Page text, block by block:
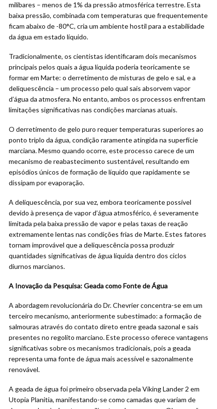
milibares – menos de 1% da pressão atmosférica terrestre. Esta
baixa pressão, combinada com temperaturas que frequentemente
ficam abaixo de -80°C, cria um ambiente hostil para a estabilidade
da água em estado líquido.
Tradicionalmente, os cientistas identificaram dois mecanismos
principais pelos quais a água líquida poderia teoricamente se
formar em Marte: o derretimento de misturas de gelo e sal, e a
deliquescência – um processo pelo qual sais absorvem vapor
d’água da atmosfera. No entanto, ambos os processos enfrentam
limitações significativas nas condições marcianas atuais.
O derretimento de gelo puro requer temperaturas superiores ao
ponto triplo da água, condição raramente atingida na superfície
marciana. Mesmo quando ocorre, este processo carece de um
mecanismo de reabastecimento sustentável, resultando em
episódios únicos de formação de líquido que rapidamente se
dissipam por evaporação.
A deliquescência, por sua vez, embora teoricamente possível
devido à presença de vapor d’água atmosférico, é severamente
limitada pela baixa pressão de vapor e pelas taxas de reação
extremamente lentas nas condições frias de Marte. Estes fatores
tornam improvável que a deliquescência possa produzir
quantidades significativas de água líquida dentro dos ciclos
diurnos marcianos.
A Inovação da Pesquisa: Geada como Fonte de Água
A abordagem revolucionária do Dr. Chevrier concentra-se em um
terceiro mecanismo, anteriormente subestimado: a formação de
salmouras através do contato direto entre geada sazonal e sais
presentes no regolito marciano. Este processo oferece vantagens
significativas sobre os mecanismos tradicionais, pois a geada
representa uma fonte de água mais acessível e sazonalmente
renovável.
A geada de água foi primeiro observada pela Viking Lander 2 em
Utopia Planitia, manifestando-se como camadas que variam de